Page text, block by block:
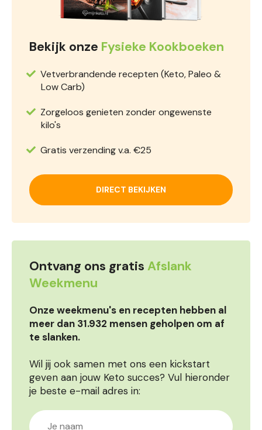
Bekijk onze Fysieke Kookboeken
Vetverbrandende recepten (Keto, Paleo &
Low Carb)
Zorgeloos genieten zonder ongewenste
kilo's
Gratis verzending v.a. €25
DIRECT BEKIJKEN
Ontvang ons gratis Afslank
Weekmenu
Onze weekmenu's en recepten hebben al
meer dan 31.932 mensen geholpen om af
te slanken.
Wil jij ook samen met ons een kickstart
geven aan jouw Keto succes? Vul hieronder
je beste e-mail adres in: